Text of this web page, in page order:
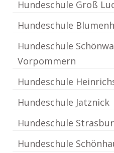
Hundeschule Groß
Hundeschule
Hundeschule
Vorpommern
Hundeschule
Hundeschule Jatznick
Hundeschule
Hundeschule